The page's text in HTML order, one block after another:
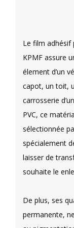
Le film adhésif
KPMF assure
élement d’un
capot, un toit,
carrosserie
PVC, ce
sélectionnée
spécialement
laisser de
souhaite le
De plus, ses
permanente,